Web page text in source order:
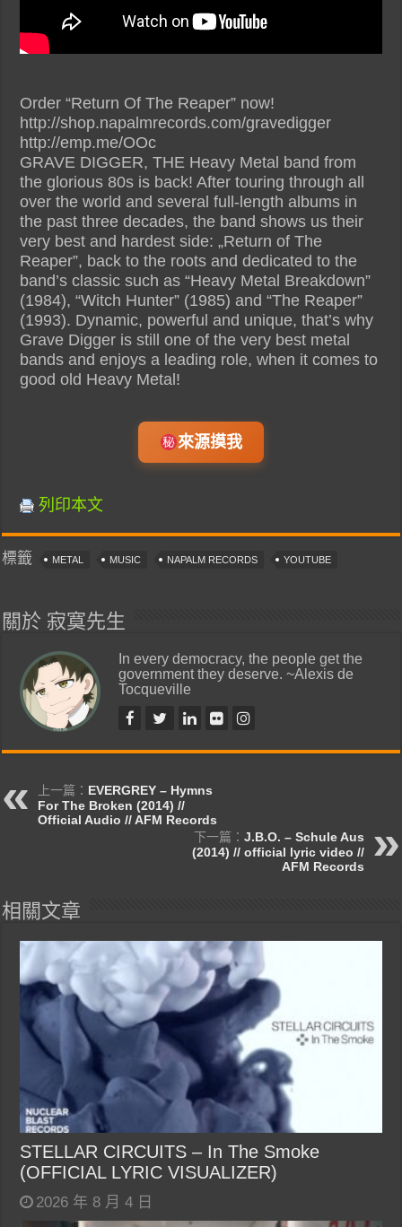
Order “Return Of The Reaper” now!
http://shop.napalmrecords.com/gravedigger
http://emp.me/OOc
GRAVE DIGGER, THE Heavy Metal band from
the glorious 80s is back! After touring through all
over the world and several full-length albums in
the past three decades, the band shows us their
very best and hardest side: „Return of The
Reaper”, back to the roots and dedicated to the
band’s classic such as “Heavy Metal Breakdown”
(1984), “Witch Hunter” (1985) and “The Reaper”
(1993). Dynamic, powerful and unique, that’s why
Grave Digger is still one of the very best metal
bands and enjoys a leading role, when it comes to
good old Heavy Metal!
來源摸我
列印本文
標籤 METAL MUSIC NAPALM RECORDS YOUTUBE
關於 寂寞先生
In every democracy, the people get the
government they deserve. ~Alexis de
Tocqueville
上一篇： EVERGREY – Hymns
For The Broken (2014) //
Official Audio // AFM Records
下一篇： J.B.O. – Schule Aus
(2014) // official lyric video //
AFM Records
相關文章
STELLAR CIRCUITS – In The Smoke
(OFFICIAL LYRIC VISUALIZER)
2026 年 8 月 4 日